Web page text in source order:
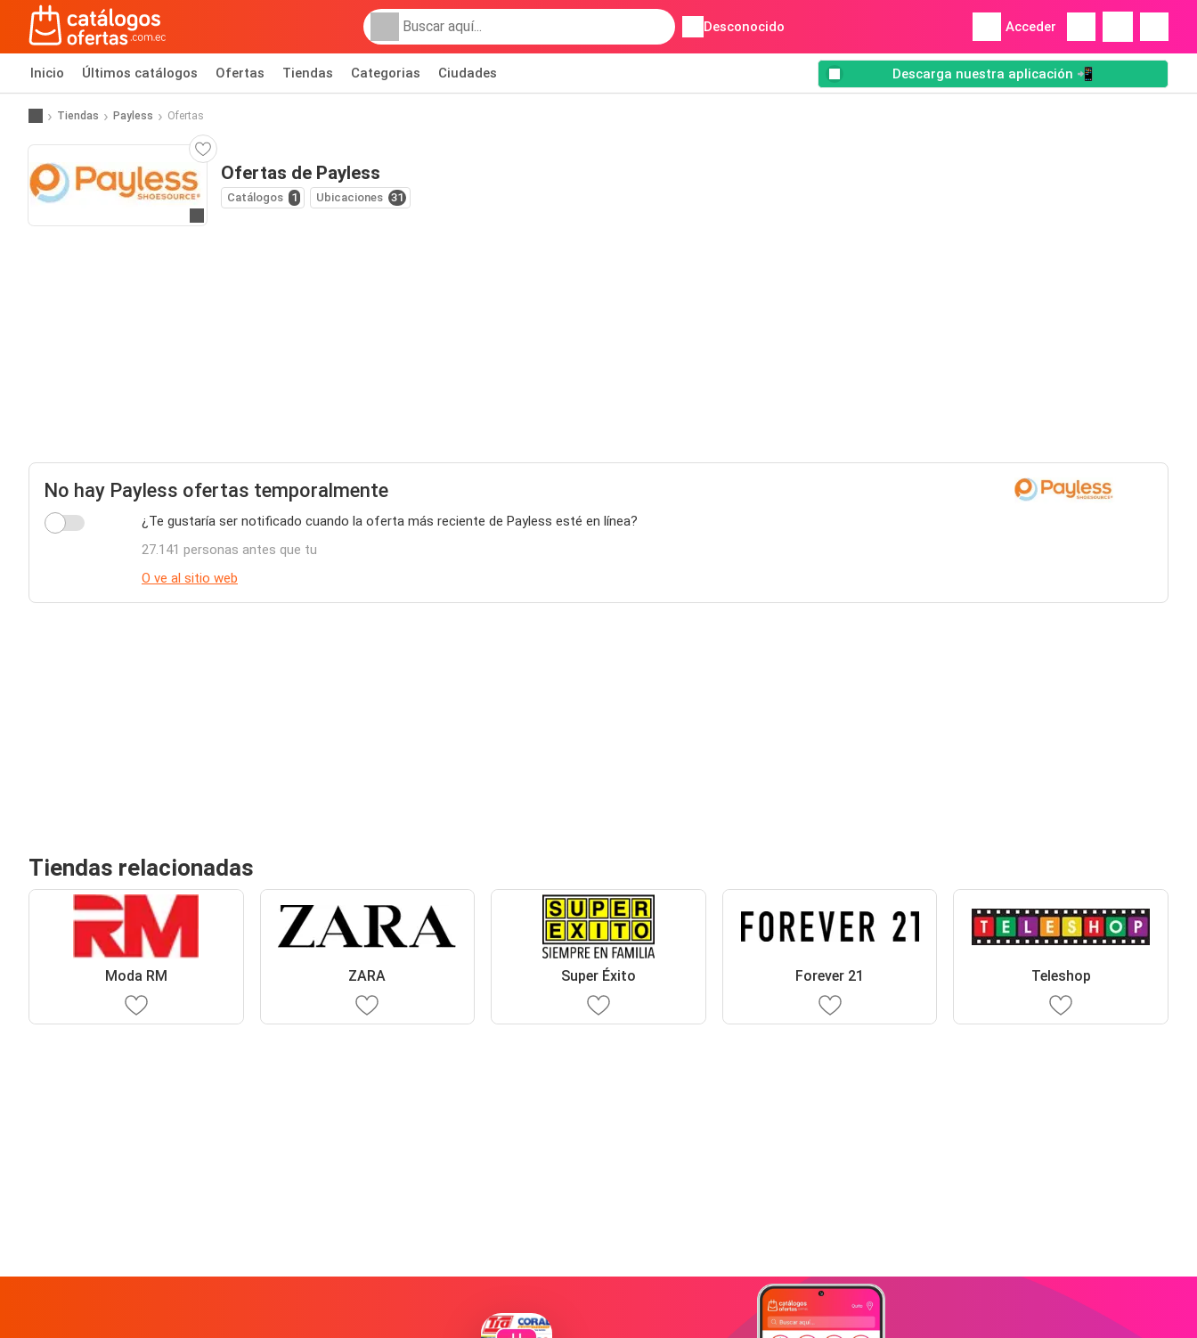
Desconocido Acceder
Inicio Últimos catálogos Ofertas Tiendas Categorias Ciudades Descarga nuestra aplicación 📲
Tiendas Payless Ofertas
Ofertas de Payless
Catálogos 1 Ubicaciones 31
No hay Payless ofertas temporalmente
¿Te gustaría ser notificado cuando la oferta más reciente de Payless esté en línea?
27.141 personas antes que tu
O ve al sitio web
Tiendas relacionadas
Moda RM ZARA Super Éxito Forever 21 Teleshop